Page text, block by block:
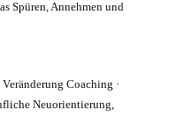
Spüren, Annehmen und
Coaching ·
Neuorientierung,